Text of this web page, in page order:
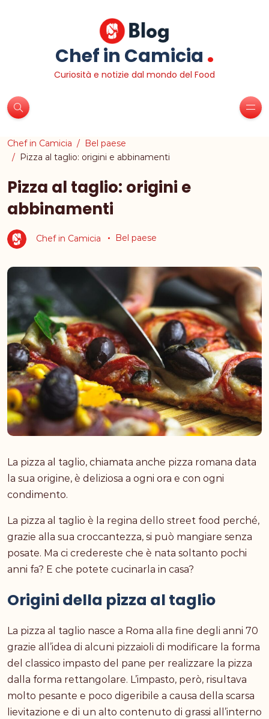
Chef in Camicia .
Curiosità e notizie dal mondo del Food
Chef in Camicia
Bel paese
Pizza al taglio: origini e abbinamenti
Pizza al taglio: origini e
abbinamenti
Chef in Camicia Bel paese
La pizza al taglio, chiamata anche pizza romana data
la sua origine, è deliziosa a ogni ora e con ogni
condimento.
La pizza al taglio è la regina dello street food perché,
grazie alla sua croccantezza, si può mangiare senza
posate. Ma ci credereste che è nata soltanto pochi
anni fa? E che potete cucinarla in casa?
Origini della pizza al taglio
La pizza al taglio nasce a Roma alla fine degli anni 70
grazie all’idea di alcuni pizzaioli di modificare la forma
del classico impasto del pane per realizzare la pizza
dalla forma rettangolare. L’impasto, però, risultava
molto pesante e poco digeribile a causa della scarsa
lievitazione e di un alto contenuto di grassi all’interno